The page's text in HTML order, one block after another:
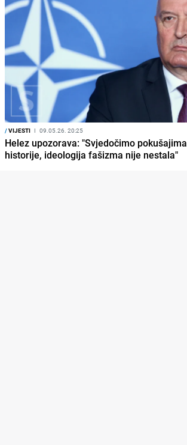
/VIJESTI I 09.05.26. 20:25
Helez upozorava: "Svjedočimo
historije, ideologija fašizma nije nestala"